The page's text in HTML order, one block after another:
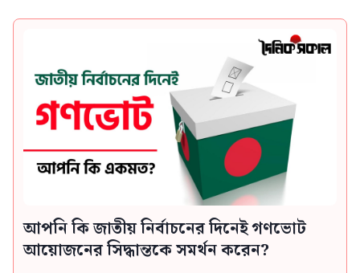
আপনি কি জাতীয় নির্বাচনের দিনেই গণভোট
আয়োজনের সিদ্ধান্তকে সমর্থন করেন?